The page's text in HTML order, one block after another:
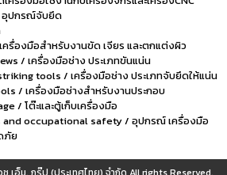
อุปกรณ์จับยึด
รื่องมือสำหรับงานขัด เจียร และตกแต่งผิว
/ เครื่องมือช่าง ประเภทขันแน่น
tools / เครื่องมือช่าง ประเภทจับยึดให้แน่น
/ เครื่องมือช่างสำหรับงานประกอบ
/ โต๊ะและตู้เก็บเครื่องมือ
occupational safety / อุปกรณ์ เครื่องมือ
ภัย